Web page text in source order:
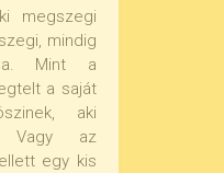
megszegi
mindig
Mint a
a saját
aki
Vagy az
egy kis